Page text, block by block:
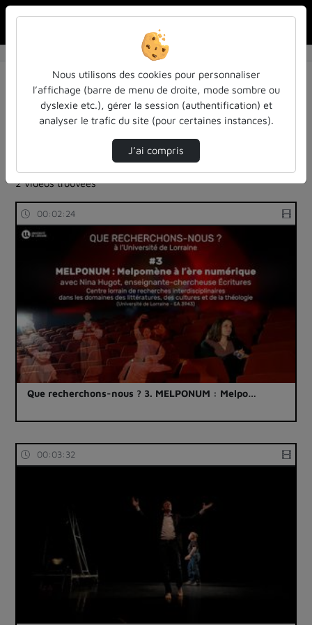
Résultats de la recherche
Filtres actifs (cliquer pour en retirer) :
reportages
sdun-videos-en-ligne
sdun-videos-en-ligne
sdun-videos-en-ligne
theatre-representations-sur-scene
2 vidéos trouvées
00:02:24
Que recherchons-nous ? 3. MELPONUM : Melpo…
00:03:32
Nous utilisons des cookies pour personnaliser
l’affichage (barre de menu de droite, mode sombre ou
dyslexie etc.), gérer la session (authentification) et
analyser le trafic du site (pour certaines instances).
J’ai compris